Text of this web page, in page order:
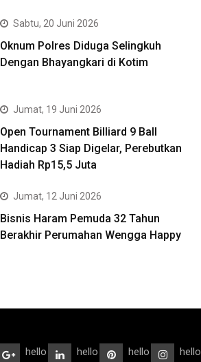
Sabtu, 20 Juni 2026
Oknum Polres Diduga Selingkuh
Dengan Bhayangkari di Kotim
Jumat, 19 Juni 2026
Open Tournament Billiard 9 Ball
Handicap 3 Siap Digelar, Perebutkan
Hadiah Rp15,5 Juta
Jumat, 12 Juni 2026
Bisnis Haram Pemuda 32 Tahun
Berakhir Perumahan Wengga Happy
hello hello hello hello